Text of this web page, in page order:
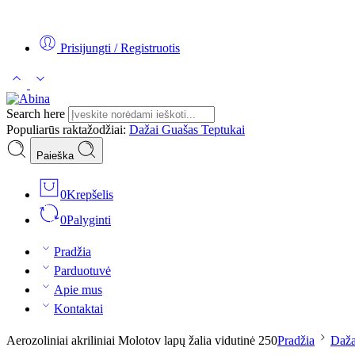
Prisijungti / Registruotis
Search here
Populiarūs raktažodžiai: Dažai Guašas Teptukai
Paieška
0Krepšelis
0Palyginti
Pradžia
Parduotuvė
Apie mus
Kontaktai
Aerozoliniai akriliniai Molotov lapų žalia vidutinė 250Pradžia